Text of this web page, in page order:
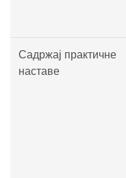
Садржај практичне
наставе